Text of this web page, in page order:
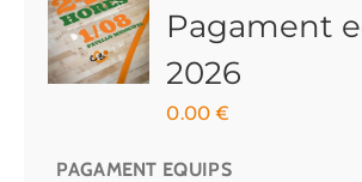
Pagament
2026
0.00€
PAGAMENT EQUIPS